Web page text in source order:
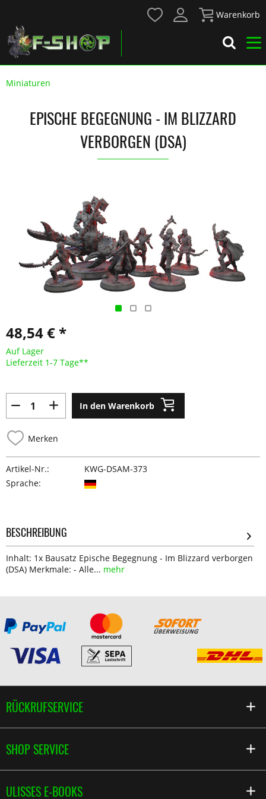
Warenkorb
Miniaturen
EPISCHE BEGEGNUNG - IM BLIZZARD
VERBORGEN (DSA)
48,54 € *
Auf Lager
Lieferzeit 1-7 Tage**
In den Warenkorb
Merken
Artikel-Nr.:
KWG-DSAM-373
Sprache:
BESCHREIBUNG
Inhalt: 1x Bausatz Epische Begegnung - Im Blizzard verborgen
(DSA) Merkmale: - Alle... mehr
RÜCKRUFSERVICE
SHOP SERVICE
ULISSES E-BOOKS